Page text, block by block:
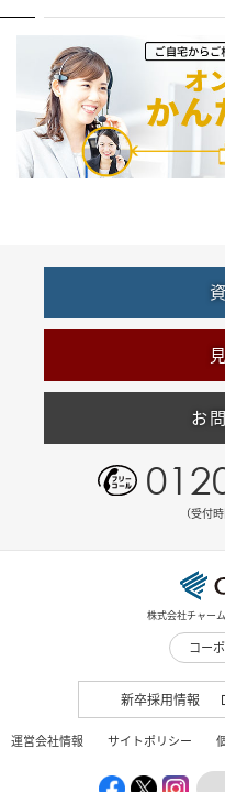
お
（受付
株式会社チャー
コー
新卒採用情報
運営会社情報 サイトポリシー